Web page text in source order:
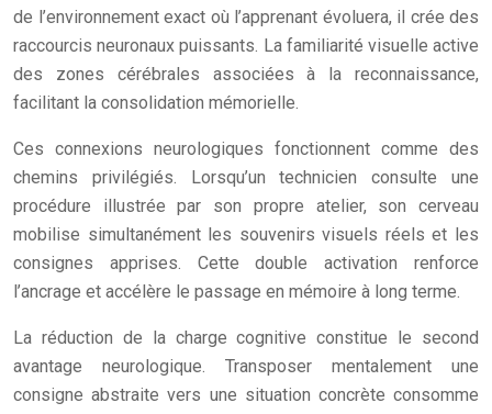
de l’environnement exact où l’apprenant évoluera, il crée des
raccourcis neuronaux puissants. La familiarité visuelle active
des zones cérébrales associées à la reconnaissance,
facilitant la consolidation mémorielle.
Ces connexions neurologiques fonctionnent comme des
chemins privilégiés. Lorsqu’un technicien consulte une
procédure illustrée par son propre atelier, son cerveau
mobilise simultanément les souvenirs visuels réels et les
consignes apprises. Cette double activation renforce
l’ancrage et accélère le passage en mémoire à long terme.
La réduction de la charge cognitive constitue le second
avantage neurologique. Transposer mentalement une
consigne abstraite vers une situation concrète consomme